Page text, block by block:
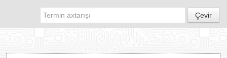
TƏDBİRLƏR
PROQRAMLAR
Çevir